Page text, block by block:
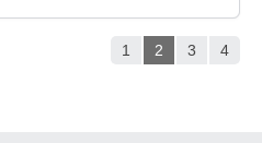
1 2 3 4